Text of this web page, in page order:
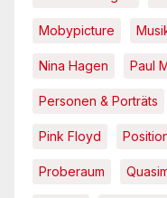
Mobypicture
Nina Hagen Paul
Personen & Porträts
Pink Floyd
Proberaum